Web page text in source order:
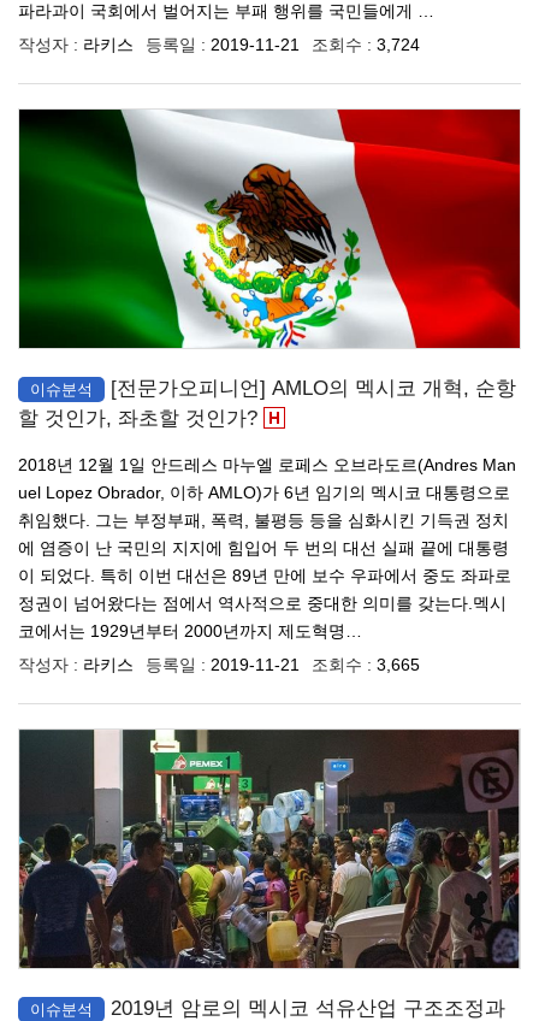
파라과이 국회에서 벌어지는 부패 행위를 국민들에게 …
작성자 : 라키스 등록일 : 2019-11-21 조회수 : 3,724
이슈분석
[전문가오피니언] AMLO의 멕시코 개혁, 순항
할 것인가, 좌초할 것인가?
2018년 12월 1일 안드레스 마누엘 로페스 오브라도르(Andres Man
uel Lopez Obrador, 이하 AMLO)가 6년 임기의 멕시코 대통령으로
취임했다. 그는 부정부패, 폭력, 불평등 등을 심화시킨 기득권 정치
에 염증이 난 국민의 지지에 힘입어 두 번의 대선 실패 끝에 대통령
이 되었다. 특히 이번 대선은 89년 만에 보수 우파에서 중도 좌파로
정권이 넘어왔다는 점에서 역사적으로 중대한 의미를 갖는다.멕시
코에서는 1929년부터 2000년까지 제도혁명…
작성자 : 라키스 등록일 : 2019-11-21 조회수 : 3,665
이슈분석
2019년 암로의 멕시코 석유산업 구조조정과